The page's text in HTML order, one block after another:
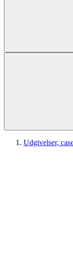
Udgivelser,